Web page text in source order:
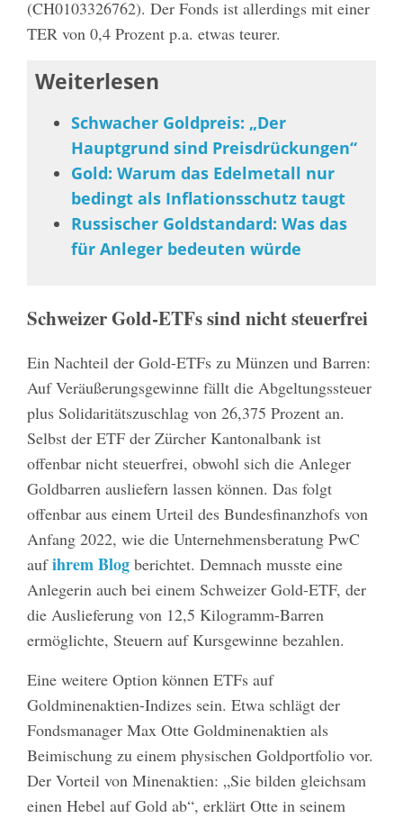
(CH0103326762). Der Fonds ist allerdings mit einer
TER von 0,4 Prozent p.a. etwas teurer.
Weiterlesen
Schwacher Goldpreis: „Der
Hauptgrund sind Preisdrückungen“
Gold: Warum das Edelmetall nur
bedingt als Inflationsschutz taugt
Russischer Goldstandard: Was das
für Anleger bedeuten würde
Schweizer Gold-ETFs sind nicht steuerfrei
Ein Nachteil der Gold-ETFs zu Münzen und Barren:
Auf Veräußerungsgewinne fällt die Abgeltungssteuer
plus Solidaritätszuschlag von 26,375 Prozent an.
Selbst der ETF der Zürcher Kantonalbank ist
offenbar nicht steuerfrei, obwohl sich die Anleger
Goldbarren ausliefern lassen können. Das folgt
offenbar aus einem Urteil des Bundesfinanzhofs von
Anfang 2022, wie die Unternehmensberatung PwC
aufihrem Blog berichtet. Demnach musste eine
Anlegerin auch bei einem Schweizer Gold-ETF, der
die Auslieferung von 12,5 Kilogramm-Barren
ermöglichte, Steuern auf Kursgewinne bezahlen.
Eine weitere Option können ETFs auf
Goldminenaktien-Indizes sein. Etwa schlägt der
Fondsmanager Max Otte Goldminenaktien als
Beimischung zu einem physischen Goldportfolio vor.
Der Vorteil von Minenaktien: „Sie bilden gleichsam
einen Hebel auf Gold ab“, erklärt Otte in seinem